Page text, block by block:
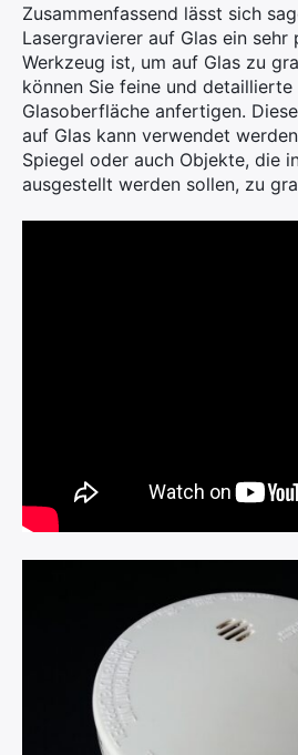
Zusammenfassend lässt sich
Lasergravierer auf Glas ein sehr
Werkzeug ist, um auf Glas zu
können Sie feine und
Glasoberfläche anfertigen.
auf Glas kann verwendet
Spiegel oder auch Objekte, die
ausgestellt werden sollen, zu